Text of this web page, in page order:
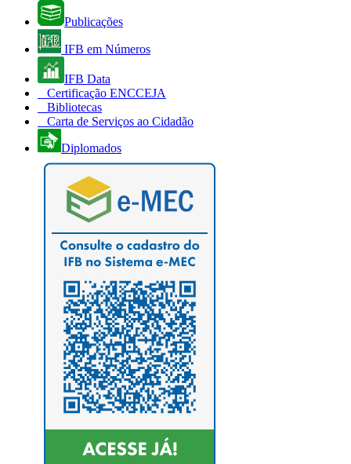
Publicações
IFB em Números
IFB Data
Certificação ENCCEJA
Bibliotecas
Carta de Serviços ao Cidadão
Diplomados